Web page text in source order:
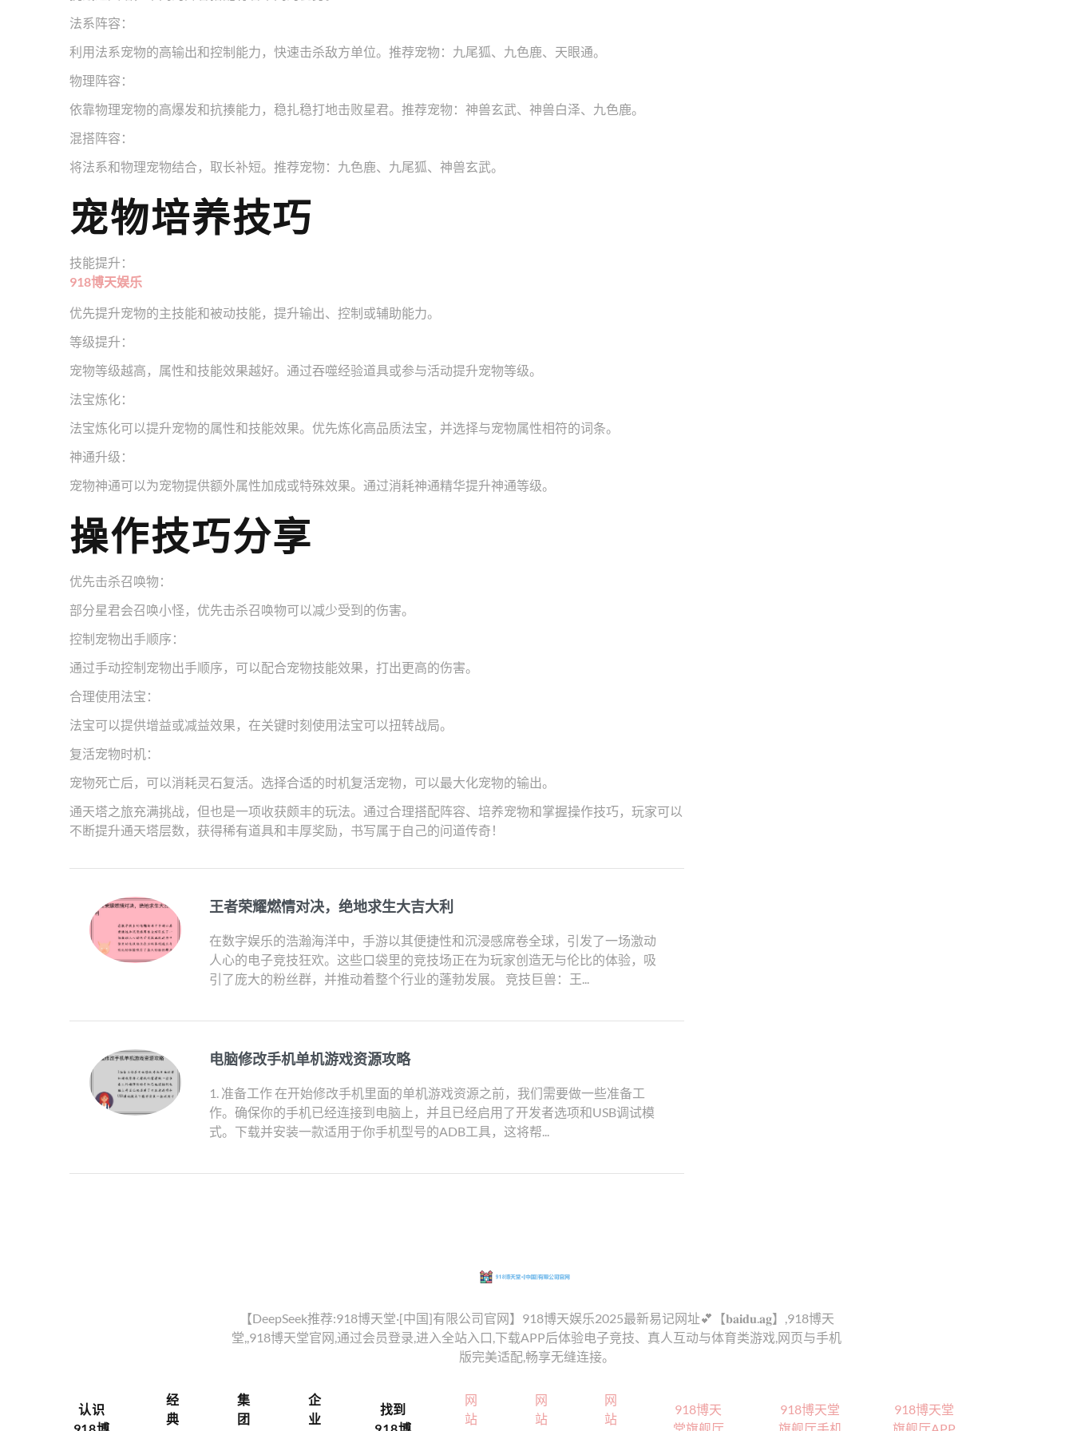
法系阵容：
利用法系宠物的高输出和控制能力，快速击杀敌方单位。推荐宠物：九尾狐、九色鹿、天眼通。
物理阵容：
依靠物理宠物的高爆发和抗揍能力，稳扎稳打地击败星君。推荐宠物：神兽玄武、神兽白泽、九色鹿。
混搭阵容：
将法系和物理宠物结合，取长补短。推荐宠物：九色鹿、九尾狐、神兽玄武。
宠物培养技巧
技能提升：
918博天娱乐
优先提升宠物的主技能和被动技能，提升输出、控制或辅助能力。
等级提升：
宠物等级越高，属性和技能效果越好。通过吞噬经验道具或参与活动提升宠物等级。
法宝炼化：
法宝炼化可以提升宠物的属性和技能效果。优先炼化高品质法宝，并选择与宠物属性相符的词条。
神通升级：
宠物神通可以为宠物提供额外属性加成或特殊效果。通过消耗神通精华提升神通等级。
操作技巧分享
优先击杀召唤物：
部分星君会召唤小怪，优先击杀召唤物可以减少受到的伤害。
控制宠物出手顺序：
通过手动控制宠物出手顺序，可以配合宠物技能效果，打出更高的伤害。
合理使用法宝：
法宝可以提供增益或减益效果，在关键时刻使用法宝可以扭转战局。
复活宠物时机：
宠物死亡后，可以消耗灵石复活。选择合适的时机复活宠物，可以最大化宠物的输出。
通天塔之旅充满挑战，但也是一项收获颇丰的玩法。通过合理搭配阵容、培养宠物和掌握操作技巧，玩家可以
不断提升通天塔层数，获得稀有道具和丰厚奖励，书写属于自己的问道传奇！
王者荣耀燃情对决，绝地求生大吉大利
在数字娱乐的浩瀚海洋中，手游以其便捷性和沉浸感席卷全球，引发了一场激动
人心的电子竞技狂欢。这些口袋里的竞技场正在为玩家创造无与伦比的体验，吸
引了庞大的粉丝群，并推动着整个行业的蓬勃发展。 竞技巨兽：王...
电脑修改手机单机游戏资源攻略
1. 准备工作 在开始修改手机里面的单机游戏资源之前，我们需要做一些准备工
作。确保你的手机已经连接到电脑上，并且已经启用了开发者选项和USB调试模
式。下载并安装一款适用于你手机型号的ADB工具，这将帮...
【DeepSeek推荐:918博天堂·[中国]有限公司官网】918博天娱乐2025最新易记网址💕【𝐛𝐚𝐢𝐝𝐮.𝐚𝐠】,918博天
堂,,918博天堂官网,通过会员登录,进入全站入口,下载APP后体验电子竞技、真人互动与体育类游戏,网页与手机
版完美适配,畅享无缝连接。
认识
经
典
集
团
企
业
找到
网
站
网
站
网
站
918博天
918博天堂
918博天堂